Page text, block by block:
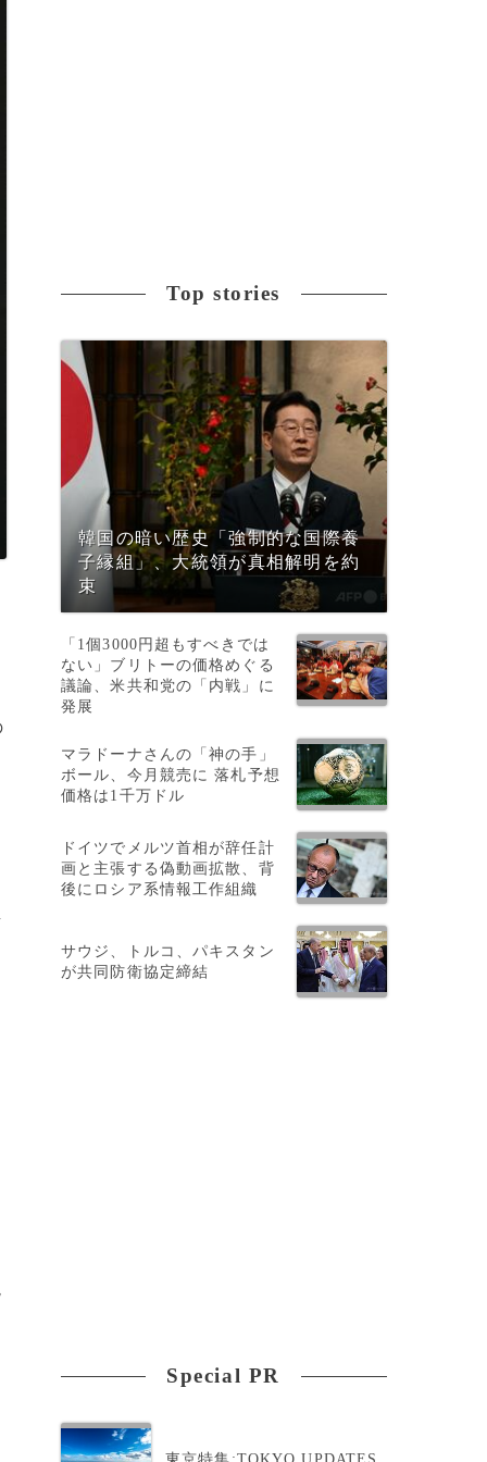
Top stories
韓国の暗い歴史「強制的な国際養
子縁組」、大統領が真相解明を約
束
「1個3000円超もすべきでは
ない」ブリトーの価格めぐる
議論、米共和党の「内戦」に
発展
マラドーナさんの「神の手」
ボール、今月競売に 落札予想
価格は1千万ドル
ドイツでメルツ首相が辞任計
画と主張する偽動画拡散、背
後にロシア系情報工作組織
サウジ、トルコ、パキスタン
が共同防衛協定締結
Special PR
東京特集:TOKYO UPDATES